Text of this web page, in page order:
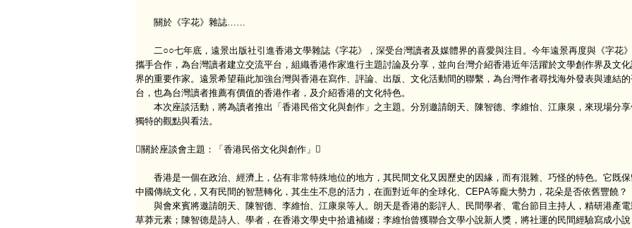
關於《字花》雜誌……
二○○七年底，遠景出版社引進香港文學雜誌《字花》，深受台灣讀者及媒體界的喜愛與注目。今年遠景再度與《字花
攜手合作，為台灣讀者建立交流平台，組織香港作家進行主題討論及分享，並向台灣介紹香港近年活躍於文學創作界及文
界的重要作家。遠景希望藉此加強台灣與香港在寫作、評論、出版、文化活動間的聯繫，為台灣作者尋找海外發表與連結
台，也為台灣讀者推薦有價值的香港作者，及介紹香港的文化特色。
本次座談活動，將為讀者推出「香港民俗文化與創作」之主題。分別邀請朗天、陳智德、李維怡、江康泉，來現場分享
獨特的觀點與看法。
關於座談會主題：「香港民俗文化與創作」
香港是一個在政治、經濟上，佔有非常特殊地位的地方，其民間文化又因歷史的因緣，而有混雜、巧怪的特色。它既保
中國傳統文化，又有民間的智慧轉化，其生生不息的活力，在面對近年的全球化、CEPA等龐大勢力，花朵是否依舊豐饒？
與會來賓將邀請朗天、陳智德、李維怡、江康泉等人。朗天是香港的影評人、民間學者、電台節目主持人，精研港產電
草莽元素；陳智德是詩人、學者，在香港文學史中拾遺補綴；李維怡曾獲聯合文學小說新人獎，將社運的民間經驗寫成小